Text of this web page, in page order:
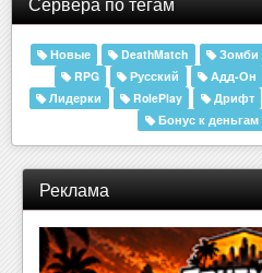
Новые DeathMatch Зомби
RPG
Русский Адд-Он
Лидерки
RolePlay Дрифт
Бонус к деньгам
Реклама